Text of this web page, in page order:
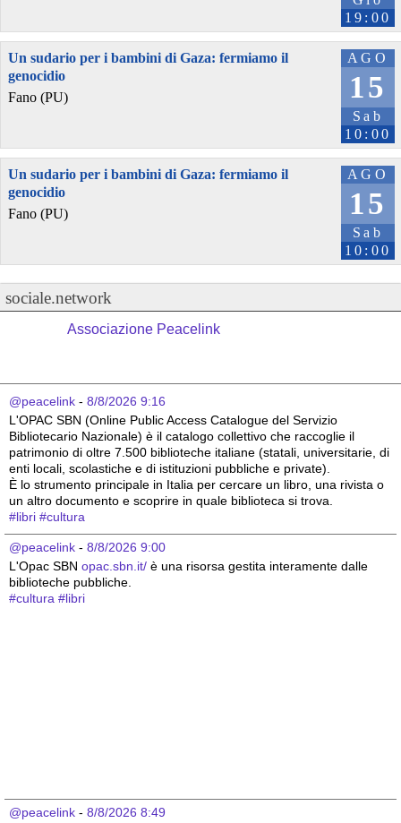
19:00
AGO
15
Sab
10:00
Un sudario per i bambini di Gaza: fermiamo il
genocidio
Fano (PU)
AGO
15
Sab
10:00
Un sudario per i bambini di Gaza: fermiamo il
genocidio
Fano (PU)
sociale.network
Associazione Peacelink
@peacelink - 8/8/2026 9:16
L'OPAC SBN (Online Public Access Catalogue del Servizio
Bibliotecario Nazionale) è il catalogo collettivo che raccoglie il
patrimonio di oltre 7.500 biblioteche italiane (statali, universitarie, di
enti locali, scolastiche e di istituzioni pubbliche e private).
È lo strumento principale in Italia per cercare un libro, una rivista o
un altro documento e scoprire in quale biblioteca si trova.
#libri #cultura
@peacelink - 8/8/2026 9:00
L'Opac SBN opac.sbn.it/ è una risorsa gestita interamente dalle
biblioteche pubbliche.
#cultura #libri
@peacelink - 8/8/2026 8:49